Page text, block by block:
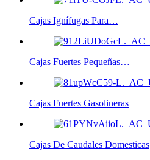
Cajas Ignífugas Para…
Cajas Fuertes Pequeñas…
Cajas Fuertes Gasolineras
Cajas De Caudales Domesticas